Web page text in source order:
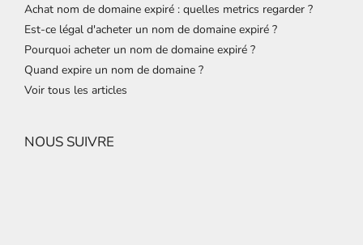
Achat nom de domaine expiré : quelles metrics regarder ?
Est-ce légal d'acheter un nom de domaine expiré ?
Pourquoi acheter un nom de domaine expiré ?
Quand expire un nom de domaine ?
Voir tous les articles
NOUS SUIVRE